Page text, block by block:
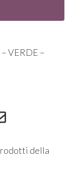
–VERDE –
della